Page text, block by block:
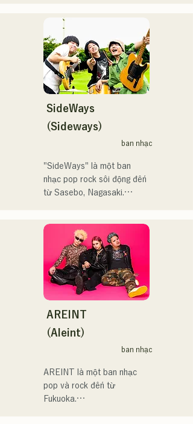
て」、FBS「福岡く
ん。」、「発見らくちゃ
く！」やFUKUOKA
STREET PARTY、
Hannibal Halloween Music
Festival ,sunset live2019、
鷹祭Summer Boostイベン
トステージにも出演。MCと
してはRugby World
cup2019 Public viewing、競
輪日本一ダービーの場内ア
ナウンス、ラグビー女子日
本代表世界大会スタジアム
滑走屋場内アナウンス、ク
リスマスアドベント、イス
ラデサルサ、福岡ウィニン
グスピリッツのスタジアム
DJ、金鷲旗、山笠関連イベ
ント、地域イベント、
summit)、福岡市武道館オー
プニング記念イベント,結婚
式様々な分野で活動。
す。
アーティストの日本人父と
アメリカ人母から生まれた
ードの繊細さを併せ持つ楽
曲を届けている。
コンセプトは、「等身大の
ままで。僕とあなたのため
の音楽を。」気持ちが落ち
まう時こそ聴いてほしい。
自分自身も迷いや葛藤を抱
作り物ではなく、ありのま
まの感情や言葉をそのまま
音楽にしている。
2024年10月より音楽活動を
福岡を中心にブッキングラ
イブや路上ライブなど精力
的に活動を行っている。
2025年11月22日にはファー
催。
SideWays
(Sideways)
ban nhạc
"SideWays" là một ban
nhạc pop rock sôi động đến
từ Sasebo, Nagasaki.
phát hành EP mới "Yume
Sen'ya" và bắt đầu chuyến
lưu diễn toàn quốc.
Hãy cùng thưởng thức
những bài hát vui nhộn
nhưng cũng có phần u sầu
của họ dựa trên tiểu thuyết!
AREINT
(Aleint)
ban nhạc
AREINT là một ban nhạc
pop và rock đến từ
Fukuoka.